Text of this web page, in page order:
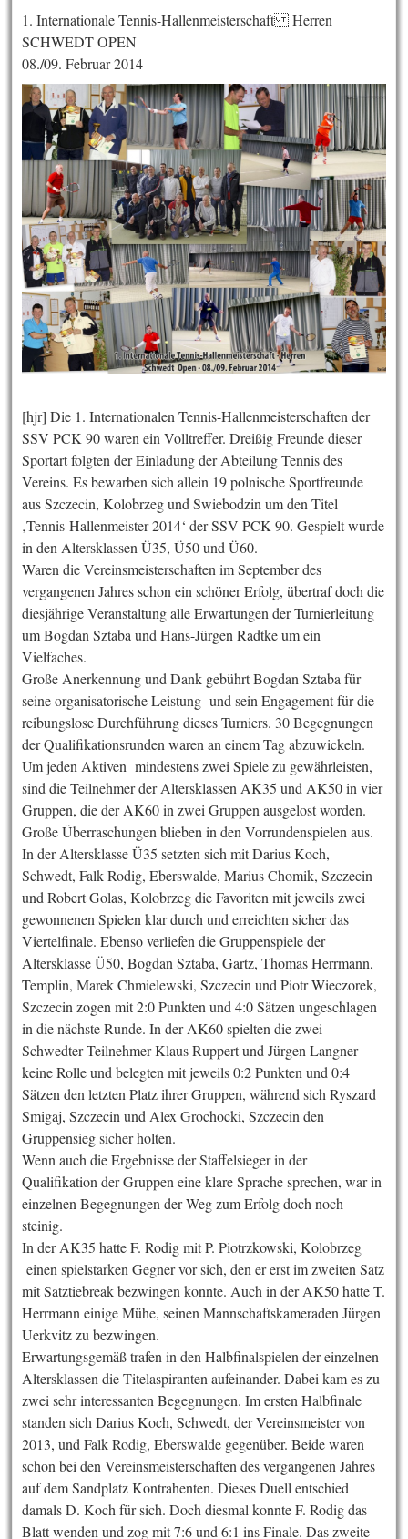
1. Internationale Tennis-Hallenmeisterschaft Herren
SCHWEDT OPEN
08./09. Februar 2014
[hjr] Die 1. Internationalen Tennis-Hallenmeisterschaften der
SSV PCK 90 waren ein Volltreffer. Dreißig Freunde dieser
Sportart folgten der Einladung der Abteilung Tennis des
Vereins. Es bewarben sich allein 19 polnische Sportfreunde
aus Szczecin, Kolobrzeg und Swiebodzin um den Titel
‚Tennis-Hallenmeister 2014‘ der SSV PCK 90. Gespielt wurde
in den Altersklassen Ü35, Ü50 und Ü60.
Waren die Vereinsmeisterschaften im September des
vergangenen Jahres schon ein schöner Erfolg, übertraf doch die
diesjährige Veranstaltung alle Erwartungen der Turnierleitung
um Bogdan Sztaba und Hans-Jürgen Radtke um ein
Vielfaches.
Große Anerkennung und Dank gebührt Bogdan Sztaba für
seine organisatorische Leistung und sein Engagement für die
reibungslose Durchführung dieses Turniers. 30 Begegnungen
der Qualifikationsrunden waren an einem Tag abzuwickeln.
Um jeden Aktiven mindestens zwei Spiele zu gewährleisten,
sind die Teilnehmer der Altersklassen AK35 und AK50 in vier
Gruppen, die der AK60 in zwei Gruppen ausgelost worden.
Große Überraschungen blieben in den Vorrundenspielen aus.
In der Altersklasse Ü35 setzten sich mit Darius Koch,
Schwedt, Falk Rodig, Eberswalde, Marius Chomik, Szczecin
und Robert Golas, Kolobrzeg die Favoriten mit jeweils zwei
gewonnenen Spielen klar durch und erreichten sicher das
Viertelfinale. Ebenso verliefen die Gruppenspiele der
Altersklasse Ü50, Bogdan Sztaba, Gartz, Thomas Herrmann,
Templin, Marek Chmielewski, Szczecin und Piotr Wieczorek,
Szczecin zogen mit 2:0 Punkten und 4:0 Sätzen ungeschlagen
in die nächste Runde. In der AK60 spielten die zwei
Schwedter Teilnehmer Klaus Ruppert und Jürgen Langner
keine Rolle und belegten mit jeweils 0:2 Punkten und 0:4
Sätzen den letzten Platz ihrer Gruppen, während sich Ryszard
Smigaj, Szczecin und Alex Grochocki, Szczecin den
Gruppensieg sicher holten.
Wenn auch die Ergebnisse der Staffelsieger in der
Qualifikation der Gruppen eine klare Sprache sprechen, war in
einzelnen Begegnungen der Weg zum Erfolg doch noch
steinig.
In der AK35 hatte F. Rodig mit P. Piotrzkowski, Kolobrzeg
einen spielstarken Gegner vor sich, den er erst im zweiten Satz
mit Satztiebreak bezwingen konnte. Auch in der AK50 hatte T.
Herrmann einige Mühe, seinen Mannschaftskameraden Jürgen
Uerkvitz zu bezwingen.
Erwartungsgemäß trafen in den Halbfinalspielen der einzelnen
Altersklassen die Titelaspiranten aufeinander. Dabei kam es zu
zwei sehr interessanten Begegnungen. Im ersten Halbfinale
standen sich Darius Koch, Schwedt, der Vereinsmeister von
2013, und Falk Rodig, Eberswalde gegenüber. Beide waren
schon bei den Vereinsmeisterschaften des vergangenen Jahres
auf dem Sandplatz Kontrahenten. Dieses Duell entschied
damals D. Koch für sich. Doch diesmal konnte F. Rodig das
Blatt wenden und zog mit 7:6 und 6:1 ins Finale. Das zweite